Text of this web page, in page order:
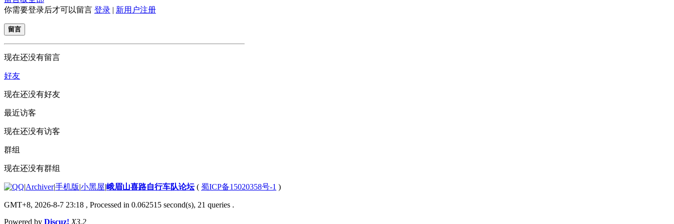
你需要登录后才可以留言 登录 | 新用户注册
留言
现在还没有留言
好友
现在还没有好友
最近访客
现在还没有访客
群组
现在还没有群组
|Archiver|手机版|小黑屋|峨眉山喜路自行车队论坛( 蜀ICP备15020358号-1 )
GMT+8, 2026-8-7 23:18 , Processed in 0.062515 second(s), 21 queries .
Powered by Discuz! X3.2